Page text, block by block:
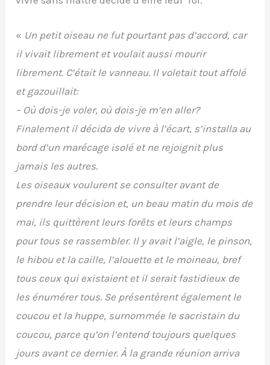
« Un petit oiseau ne fut pourtant pas d’accord, car
il vivait librement et voulait aussi mourir
librement. C’était le vanneau. Il voletait tout affolé
et gazouillait:
– Où dois-je voler, où dois-je m’en aller?
Finalement il décida de vivre à l’écart, s’installa au
bord d’un marécage isolé et ne rejoignit plus
jamais les autres.
Les oiseaux voulurent se consulter avant de
prendre leur décision et, un beau matin du mois de
mai, ils quittèrent leurs forêts et leurs champs
pour tous se rassembler. Il y avait l’aigle, le pinson,
le hibou et la caille, l’alouette et le moineau, bref
tous ceux qui existaient et il serait fastidieux de
les énumérer tous. Se présentèrent également le
coucou et la huppe, surnommée le sacristain du
coucou, parce qu’on l’entend toujours quelques
jours avant ce dernier. À la grande réunion arriva